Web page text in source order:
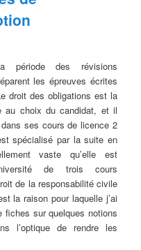
période des révisions
les épreuves écrites
droit des obligations est la
au choix du candidat, et il
ses cours de licence 2
spécialisé par la suite en
vaste qu’elle est
de trois cours
de la responsabilité civile
la raison pour laquelle j’ai
fiches sur quelques notions
l’optique de rendre les